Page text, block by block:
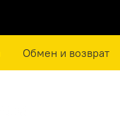
Обмен и возврат